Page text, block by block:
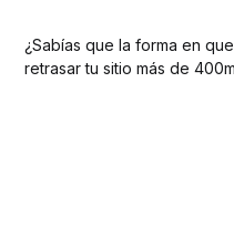
¿Sabías que la forma en
retrasar tu sitio más de